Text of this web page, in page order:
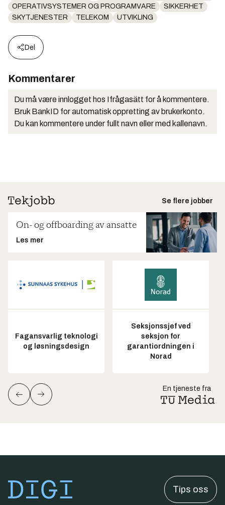
OPERATIVSYSTEMER OG PROGRAMVARE
SIKKERHET
SKYTJENESTER
TELEKOM UTVIKLING
Del
Kommentarer
Du må være innlogget hos Ifrågasätt for å kommentere.
Bruk BankID for automatisk oppretting av brukerkonto.
Du kan kommentere under fullt navn eller med kallenavn.
Se flere jobber
On- og offboarding av ansatte
Les mer
Fagansvarlig teknologi
og løsningsdesign
Seksjonssjef ved
seksjon for
garantiordningen i
Norad
En tjeneste fra
Tips oss